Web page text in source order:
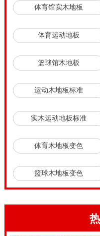
体育馆实木地板
体育运动地板
篮球馆木地板
运动木地板标准
实木运动地板标准
体育木地板变色
篮球木地板变色